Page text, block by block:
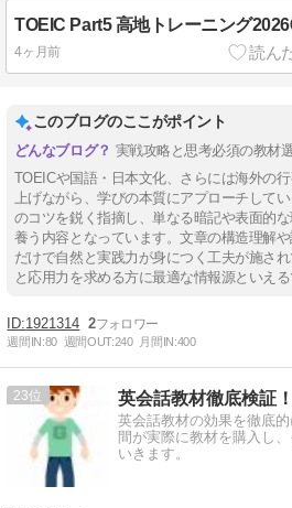
TOEIC Part5 高地トレーニング
4ヶ月前
このブログのここがポイント
実戦攻略と思考必須の教材
TOEICや国語・日本文化、さらには海外の
上げながら、学びの本質にアプローチして
のコツを鋭く指摘し、単なる暗記や表面的
養う内容となっています。文章の構造理解
だけで自然と実践力が身につく工夫が施さ
と応用力を求める方に最適な情報源といえる
1921314 2
週間IN:80 週間OUT:240 月間IN:400
23 英会話教材徹底検証
英会話教材の効果を徹底
間が実際に教材を購入し
いきます。